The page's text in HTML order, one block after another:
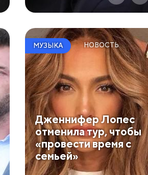
МУЗЫКА НОВОСТЬ
Дженнифер Лопес
отменила тур, чтобы
«провести время с
семьей»